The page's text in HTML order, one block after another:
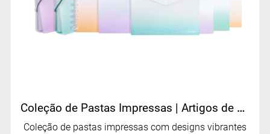
Coleção de Pastas Impressas | Artigos de papelaria coloridos e personalizáveis ​​da MIFIA
Coleção de pastas impressas com designs vibrantes